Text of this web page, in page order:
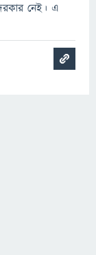
নেই। এ